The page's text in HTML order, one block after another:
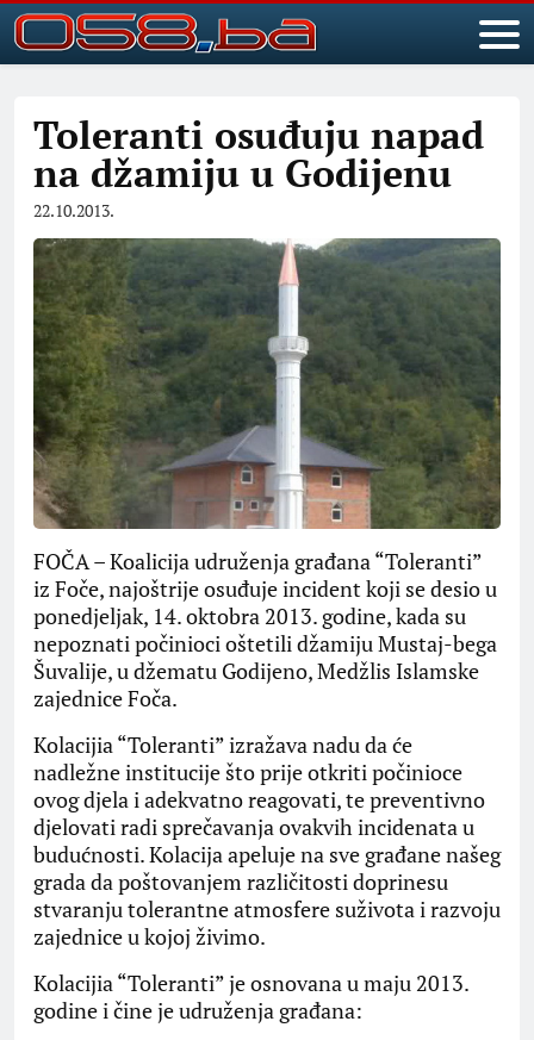
Toleranti osuđuju napad
na džamiju u Godijenu
22.10.2013.
FOČA – Koalicija udruženja građana “Toleranti”
iz Foče, najoštrije osuđuje incident koji se desio u
ponedjeljak, 14. oktobra 2013. godine, kada su
nepoznati počinioci oštetili džamiju Mustaj-bega
Šuvalije, u džematu Godijeno, Medžlis Islamske
zajednice Foča.
Kolacijia “Toleranti” izražava nadu da će
nadležne institucije što prije otkriti počinioce
ovog djela i adekvatno reagovati, te preventivno
djelovati radi sprečavanja ovakvih incidenata u
budućnosti. Kolacija apeluje na sve građane našeg
grada da poštovanjem različitosti doprinesu
stvaranju tolerantne atmosfere suživota i razvoju
zajednice u kojoj živimo.
Kolacijia “Toleranti” je osnovana u maju 2013.
godine i čine je udruženja građana: